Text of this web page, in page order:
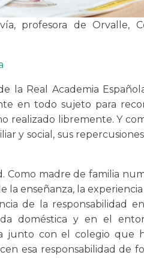
profesora de Orvalle,
la Real Academia
en todo sujeto para
realizado libremente. Y
y social, sus
Como madre de familia
la enseñanza, la
de la responsabilidad
doméstica y en el
junto con el colegio que
esa responsabilidad de